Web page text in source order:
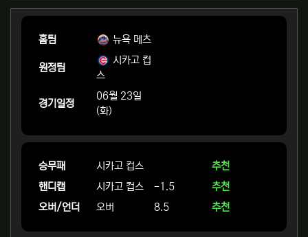
본문
홈팀 뉴욕 메츠
원정팀
시카고 컵
스
경기일정
06월 23일
(화)
승무패 시카고 컵스
추천
핸디캡
시카고 컵스 -1.5
추천
오버/언더
오버 8.5 추천